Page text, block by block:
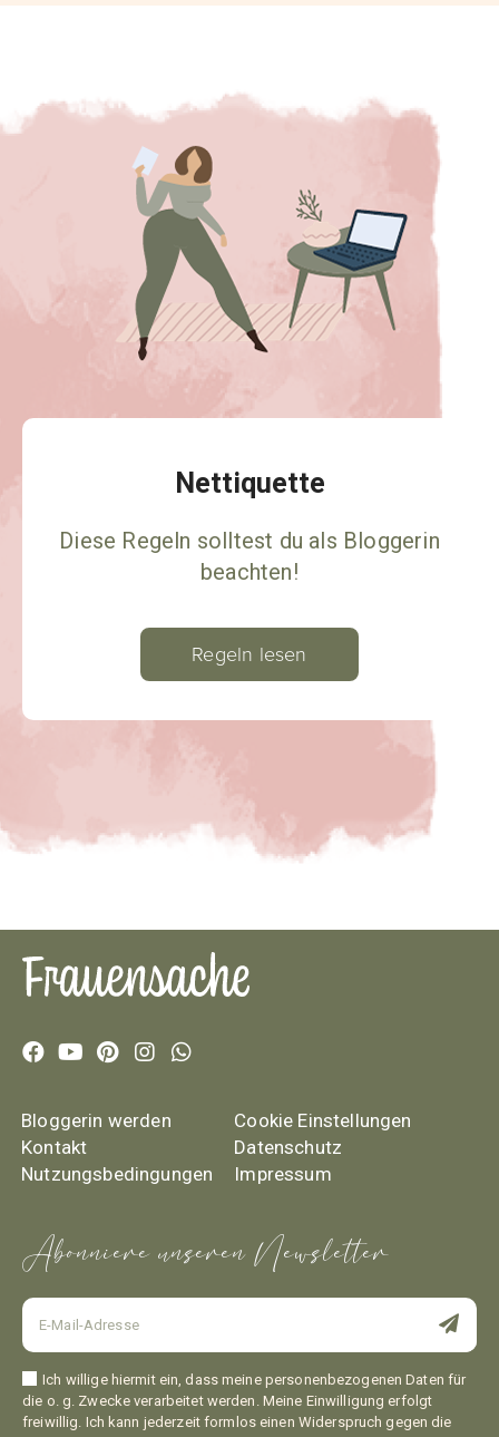
Nettiquette
Diese Regeln solltest du als Bloggerin
beachten!
Regeln lesen
Bloggerin werden
Kontakt
Nutzungsbedingungen
Cookie Einstellungen
Datenschutz
Impressum
Abonniere unseren Newsletter
Ich willige hiermit ein, dass meine personenbezogenen Daten für
die o. g. Zwecke verarbeitet werden. Meine Einwilligung erfolgt
freiwillig. Ich kann jederzeit formlos einen Widerspruch gegen die